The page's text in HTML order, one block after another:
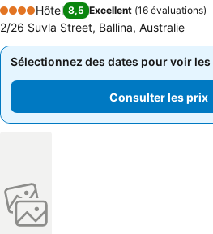
4 Étoiles
Hôtel 8,5 Excellent (16 évaluations)
2/26 Suvla Street, Ballina, Australie
Sélectionnez des dates pour voir
Consulter les
Sélectionnez des dates pour voir
Consulter les prix